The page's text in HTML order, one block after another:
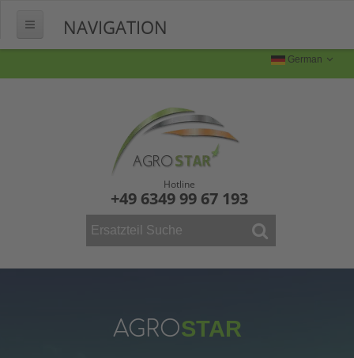
German
Hotline
+49 6349 99 67 193
NAVIGATION
AGROSTAR